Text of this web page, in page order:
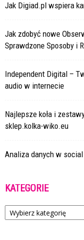
Jak Digiad.pl wspiera
Jak zdobyć nowe
Sprawdzone Sposoby i
Independent Digital –
audio w internecie
Najlepsze koła i
sklep.kolka-wiko.eu
Analiza danych w
KATEGORIE
Kategorie